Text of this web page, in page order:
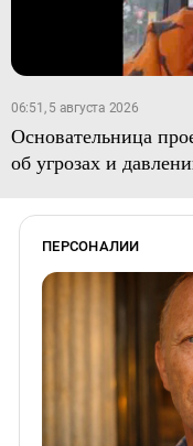
06:51, 5 августа 2026
Основательница
об угрозах и
ПЕРСОНАЛИИ